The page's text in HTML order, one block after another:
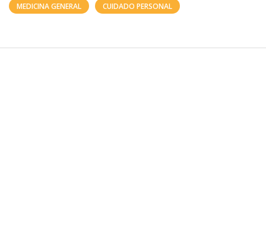
MEDICINA GENERAL CUIDADO PERSONAL